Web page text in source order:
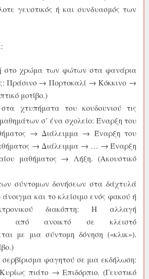
γευστικός ή και συνδυασμός των
στο χρώμα των φώτων στα φανάρια
Πράσινο → Πορτοκαλί → Κόκκινο →
μοτίβο.)
χτυπήματα του κουδουνιού τις
σ’ ένα σχολείο: Έναρξη του
→ Διάλειμμα → Έναρξη του
→ Διάλειμμα → … → Έναρξη
μαθήματος → Λήξη. (Ακουστικό
σύντομων δονήσεων στα δάχτυλά
και το κλείσιμο ενός φακού ή
διακόπτη: Η αλλαγή
από ανοικτό σε κλειστό
με μια σύντομη δόνηση («κλικ»).
φαγητού σε μια εκδήλωση:
πιάτο → Επιδόρπιο. (Γευστικό